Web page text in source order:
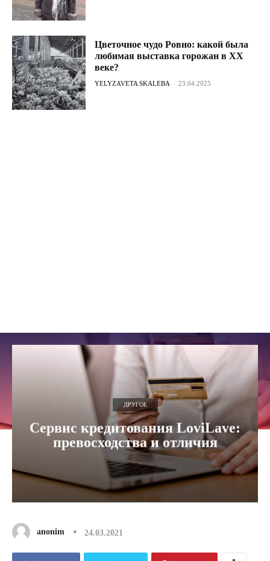
Цветочное чудо Ровно: какой была
любимая выставка горожан в ХХ
веке?
YELYZAVETA SKALEBA - 23.04.2025